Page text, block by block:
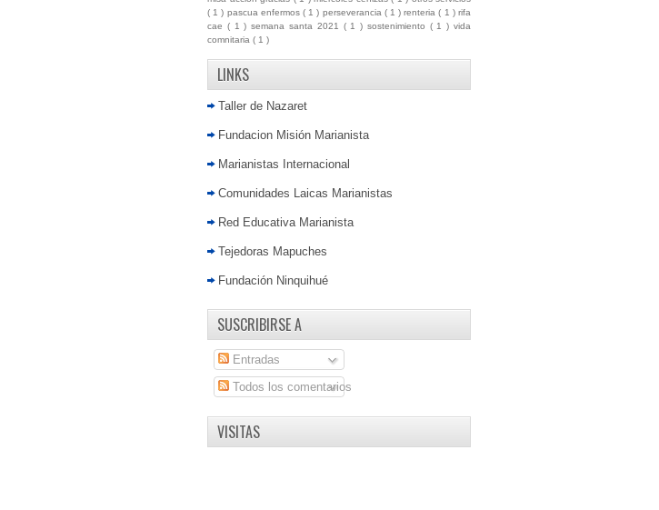
( 1 ) pascua enfermos ( 1 ) perseverancia ( 1 )renteria( 1 ) rifa
cae ( 1 )semana santa 2021 ( 1 ) sostenimiento ( 1 )vida
comnitaria ( 1 )
LINKS
Taller de Nazaret
Fundacion Misión Marianista
Marianistas Internacional
Comunidades Laicas Marianistas
Red Educativa Marianista
Tejedoras Mapuches
Fundación Ninquihué
SUSCRIBIRSE A
Entradas
Todos los comentarios
VISITAS